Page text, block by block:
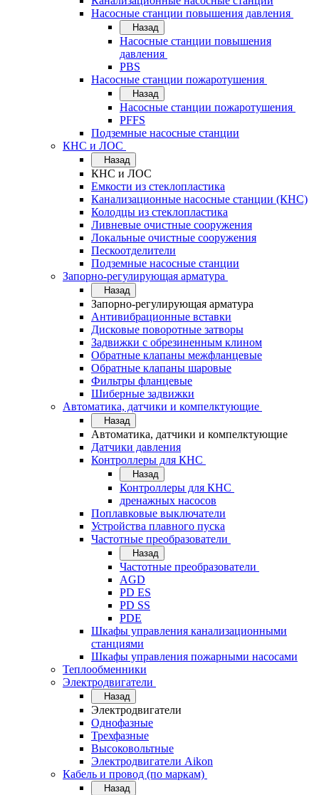
Насосные станции повышения давления
Назад
Насосные станции повышения
давления
PBS
Насосные станции пожаротушения
Назад
Насосные станции пожаротушения
PFFS
Подземные насосные станции
КНС и ЛОС
Назад
КНС и ЛОС
Емкости из стеклопластика
Канализационные насосные станции (КНС)
Колодцы из стеклопластика
Ливневые очистные сооружения
Локальные очистные сооружения
Пескоотделители
Подземные насосные станции
Запорно-регулирующая арматура
Назад
Запорно-регулирующая арматура
Антивибрационные вставки
Дисковые поворотные затворы
Задвижки с обрезиненным клином
Обратные клапаны межфланцевые
Обратные клапаны шаровые
Фильтры фланцевые
Шиберные задвижки
Автоматика, датчики и компелктующие
Назад
Автоматика, датчики и компелктующие
Датчики давления
Контроллеры для КНС
Назад
Контроллеры для КНС
дренажных насосов
Поплавковые выключатели
Устройства плавного пуска
Частотные преобразователи
Назад
Частотные преобразователи
AGD
PD ES
PD SS
PDE
Шкафы управления канализационными
станциями
Шкафы управления пожарными насосами
Теплообменники
Электродвигатели
Назад
Электродвигатели
Однофазные
Трехфазные
Высоковольтные
Электродвигатели Aikon
Кабель и провод (по маркам)
Назад